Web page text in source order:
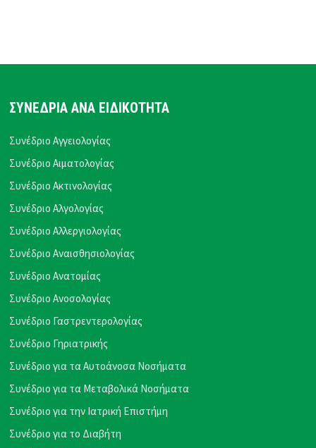
ΣΥΝΕΔΡΙΑ ΑΝΑ ΕΙΔΙΚΟΤΗΤΑ
Συνέδριο Αγγειολογίας
Συνέδριο Αιματολογίας
Συνέδριο Ακτινολογίας
Συνέδριο Αλγολογίας
Συνέδριο Αλλεργιολογίας
Συνέδριο Αναισθησιολογίας
Συνέδριο Ανατομίας
Συνέδριο Ανοσολογίας
Συνέδριο Γαστρεντερολογίας
Συνέδριο Γηριατρικής
Συνέδριο για τα Αυτοάνοσα Νοσήματα
Συνέδριο για τα Μεταβολικά Νοσήματα
Συνέδριο για την Ιατρική Επιστήμη
Συνέδριο για το Διαβήτη